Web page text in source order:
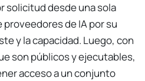
solicitud desde una sola
de IA por su
y la capacidad. Luego, con
son públicos y ejecutables,
acceso a un conjunto